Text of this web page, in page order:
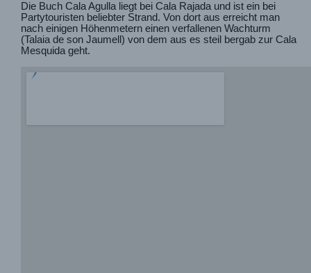
Die Buch Cala Agulla liegt bei Cala Rajada und ist ein bei
Partytouristen beliebter Strand. Von dort aus erreicht man
nach einigen Höhenmetern einen verfallenen Wachturm
(Talaia de son Jaumell) von dem aus es steil bergab zur Cala
Mesquida geht.